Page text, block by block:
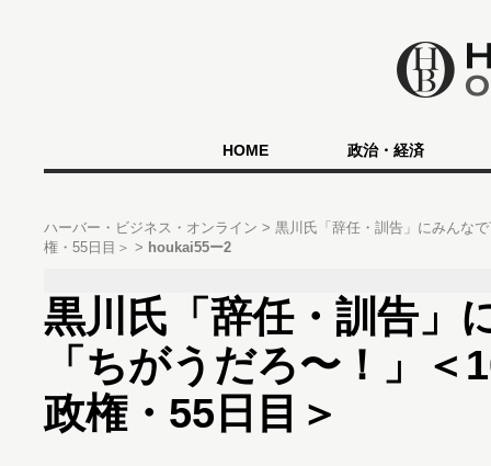
HOME 政治・経済
ハーバー・ビジネス・オンライン
黒川氏「辞任・訓告」にみんな
権・55日目＞
houkai55ー2
黒川氏「辞任・訓告」
「ちがうだろ〜！」＜
政権・55日目＞